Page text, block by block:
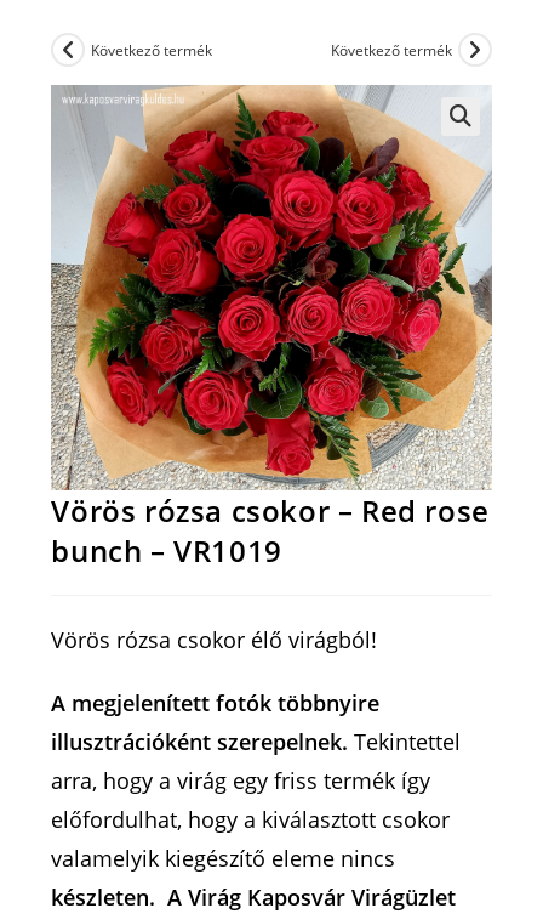
Következő termék Következő termék
Vörös rózsa csokor – Red rose
bunch – VR1019
Vörös rózsa csokor élő virágból!
A megjelenített fotók többnyire
illusztrációként szerepelnek. Tekintettel
arra, hogy a virág egy friss termék így
előfordulhat, hogy a kiválasztott csokor
valamelyik kiegészítő eleme nincs
készleten. A Virág Kaposvár Virágüzlet